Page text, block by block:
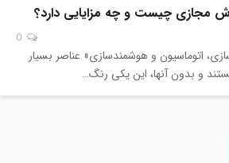
مجازی چیست و چه مزایایی دارد؟
اتوماسیون و هوشمندسازی» عناصر بسیار